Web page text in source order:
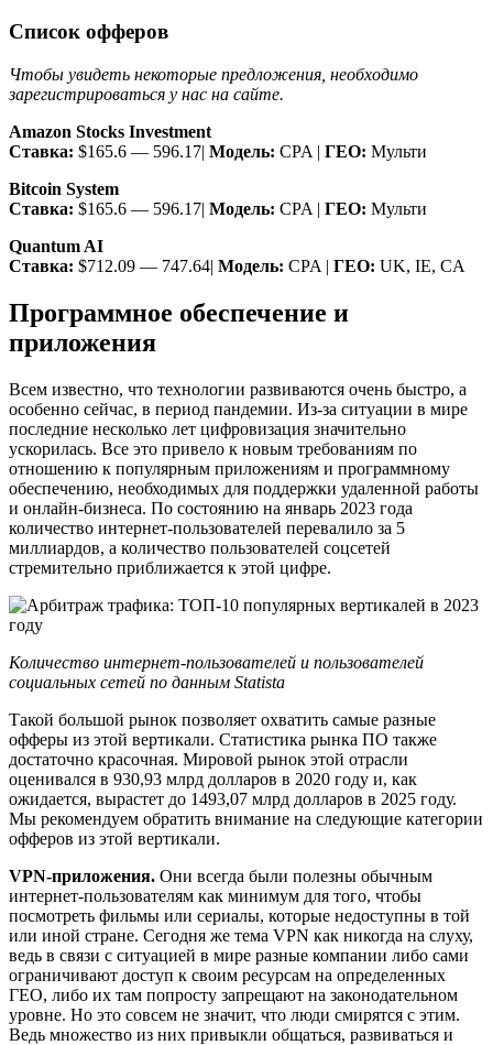
Список офферов
Чтобы увидеть некоторые предложения, необходимо
зарегистрироваться у нас на сайте.
Amazon Stocks Investment
Ставка: $165.6 — 596.17| Модель: CPA | ГЕО: Мульти
Bitcoin System
Ставка: $165.6 — 596.17| Модель: CPA | ГЕО: Мульти
Quantum AI
Ставка: $712.09 — 747.64| Модель: CPA | ГЕО: UK, IE, CA
Программное обеспечение и
приложения
Всем известно, что технологии развиваются очень быстро, а
особенно сейчас, в период пандемии. Из-за ситуации в мире
последние несколько лет цифровизация значительно
ускорилась. Все это привело к новым требованиям по
отношению к популярным приложениям и программному
обеспечению, необходимых для поддержки удаленной работы
и онлайн-бизнеса. По состоянию на январь 2023 года
количество интернет-пользователей перевалило за 5
миллиардов, а количество пользователей соцсетей
стремительно приближается к этой цифре.
Количество интернет-пользователей и пользователей
социальных сетей по данным Statista
Такой большой рынок позволяет охватить самые разные
офферы из этой вертикали. Статистика рынка ПО также
достаточно красочная. Мировой рынок этой отрасли
оценивался в 930,93 млрд долларов в 2020 году и, как
ожидается, вырастет до 1493,07 млрд долларов в 2025 году.
Мы рекомендуем обратить внимание на следующие категории
офферов из этой вертикали.
VPN-приложения. Они всегда были полезны обычным
интернет-пользователям как минимум для того, чтобы
посмотреть фильмы или сериалы, которые недоступны в той
или иной стране. Сегодня же тема VPN как никогда на слуху,
ведь в связи с ситуацией в мире разные компании либо сами
ограничивают доступ к своим ресурсам на определенных
ГЕО, либо их там попросту запрещают на законодательном
уровне. Но это совсем не значит, что люди смирятся с этим.
Ведь множество из них привыкли общаться, развиваться и